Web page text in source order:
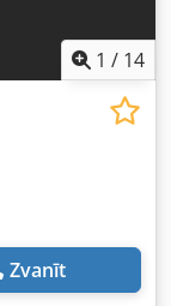
1 / 14
Zvanīt